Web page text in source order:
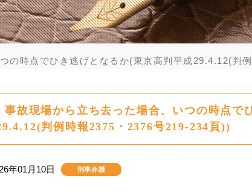
の時点でひき逃げとなるか(東京高判平成29.4.12(判
事故現場から立ち去った場合、いつの時点で
判例時報2375・2376号219-234頁))
年01月10日 刑事弁護